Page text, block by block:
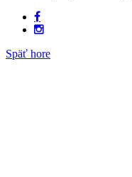
Späť hore